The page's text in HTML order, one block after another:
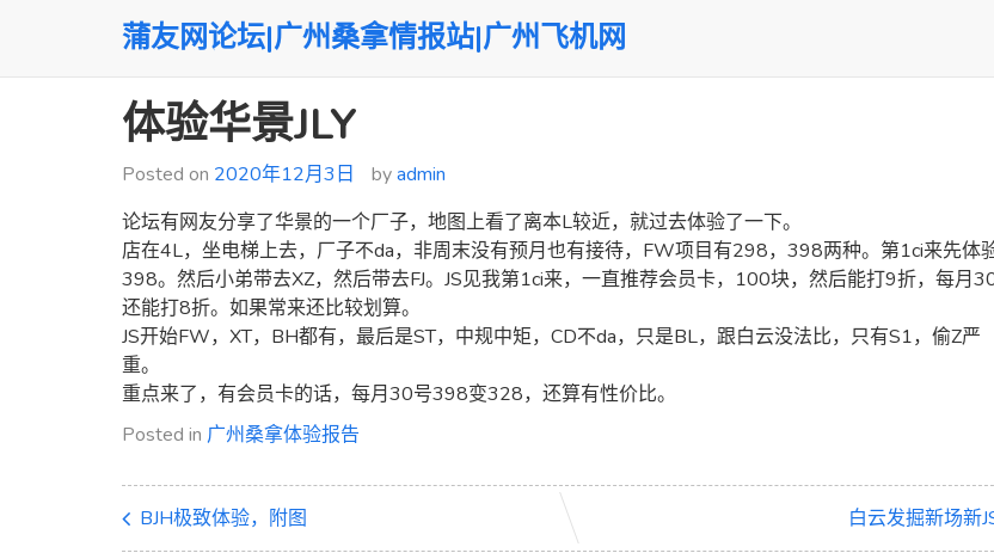
蒲友网论坛|广州桑拿情报站|广州飞机网
体验华景JLY
Posted on 2020年12月3日 byadmin
论坛有网友分享了华景的一个厂子，地图上看了离本L较近，就过去体验了一下。
店在4L，坐电梯上去，厂子不da，非周末没有预月也有接待，FW项目有298，398两种。第1ci来先体
398。然后小弟带去XZ，然后带去FJ。JS见我第1ci来，一直推荐会员卡，100块，然后能打9折，每月
还能打8折。如果常来还比较划算。
JS开始FW，XT，BH都有，最后是ST，中规中矩，CD不da，只是BL，跟白云没法比，只有S1，偷Z严
重。
重点来了，有会员卡的话，每月30号398变328，还算有性价比。
Posted in 广州桑拿体验报告
BJH极致体验，附图 白云发掘新场新